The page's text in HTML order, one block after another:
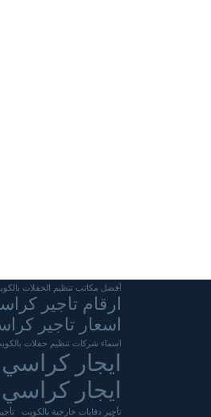
أفضل مكاتب تنظيم الحفلات
ارقام تاجير
اسعار تاجير
اسماء شركات تنظيم حفلات
ايجار
ايجار
تأجير دفايات خارجية بالكويت